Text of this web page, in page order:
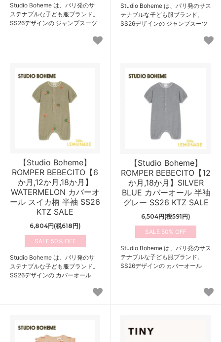
Studio Boheme は、パリ発のサ
ステナブルな子ども服ブランド。
SS26デザインの ジャンプスーツ
Studio Boheme は、パリ発のサス
テナブルな子ども服ブランド。
SS26デザインの ジャンプスーツ
【Studio Boheme】
ROMPER BEBECITO【6
か月,12か月,18か月】
WATERMELON カバーオ
ール スイカ柄 半袖 SS26
KTZ SALE
6,804円(税618円)
50%
Studio Boheme は、パリ発のサ
ステナブルな子ども服ブランド。
SS26デザインの カバーオール
【Studio Boheme】
ROMPER BEBECITO【12
か月,18か月】SILVER
BLUE カバーオール 半袖
グレー SS26 KTZ SALE
6,504円(税591円)
50%
Studio Boheme は、パリ発のサス
テナブルな子ども服ブランド。
SS26デザインの カバーオール